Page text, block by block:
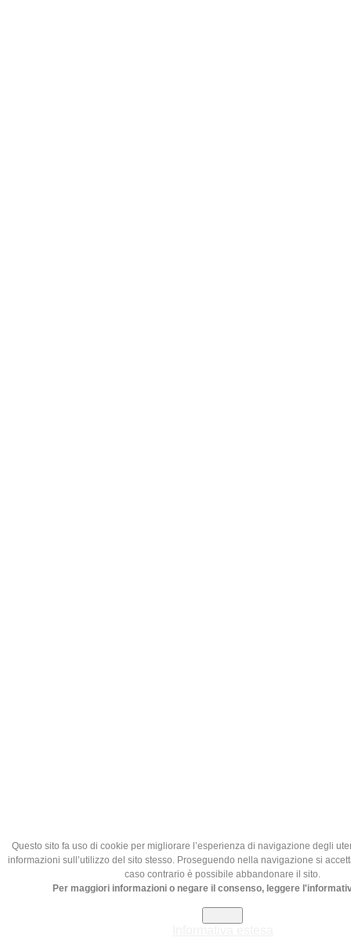
Questo sito fa uso di cookie per migliorare l’esperienza di navigazione degli
informazioni sull’utilizzo del sito stesso. Proseguendo nella navigazione si
caso contrario è possibile abbandonare il sito.
Per maggiori informazioni o negare il consenso, leggere